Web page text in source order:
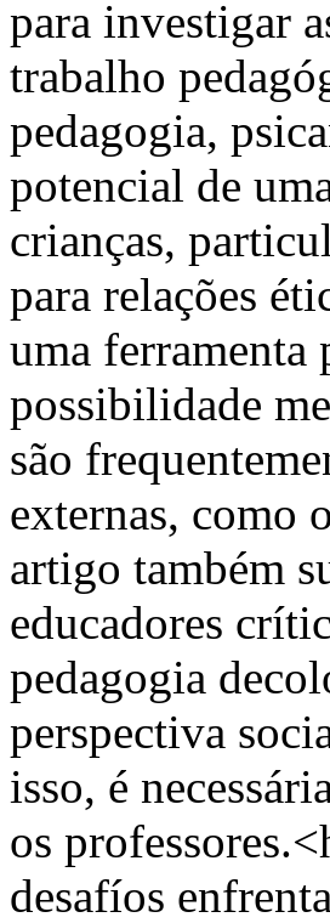
para investigar
trabalho
pedagogia,
potencial de
crianças,
para relações
uma ferramenta
possibilidade
são
externas, como
artigo também
educadores
pedagogia
perspectiva
isso, é
os
desafíos